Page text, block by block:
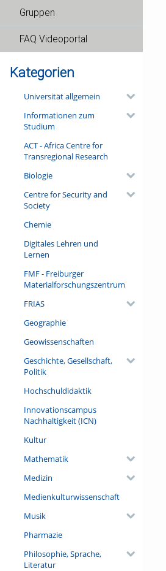
Gruppen
FAQ Videoportal
Kategorien
Universität allgemein
Informationen zum
Studium
ACT - Africa Centre for
Transregional Research
Biologie
Centre for Security and
Society
Chemie
Digitales Lehren und
Lernen
FMF - Freiburger
Materialforschungszentrum
FRIAS
Geographie
Geowissenschaften
Geschichte, Gesellschaft,
Politik
Hochschuldidaktik
Innovationscampus
Nachhaltigkeit (ICN)
Kultur
Mathematik
Medizin
Medienkulturwissenschaft
Musik
Pharmazie
Philosophie, Sprache,
Literatur